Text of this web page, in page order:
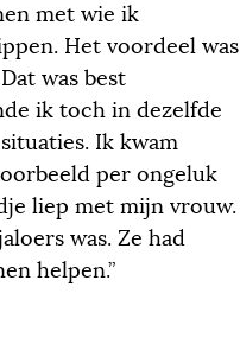
met wie ik
Het voordeel was
was best
ik toch in dezelfde
Ik kwam
per ongeluk
liep met mijn vrouw.
was. Ze had
helpen.”